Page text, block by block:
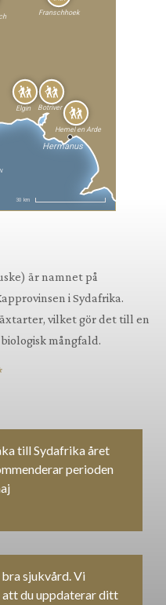
Franschhoek
Elgin Botriver
Hemel en Arde
Hermanus
30 km
är namnet på
i Sydafrika.
vilket gör det till en
mångfald.
till Sydafrika året
perioden
sjukvård. Vi
du uppdaterar ditt